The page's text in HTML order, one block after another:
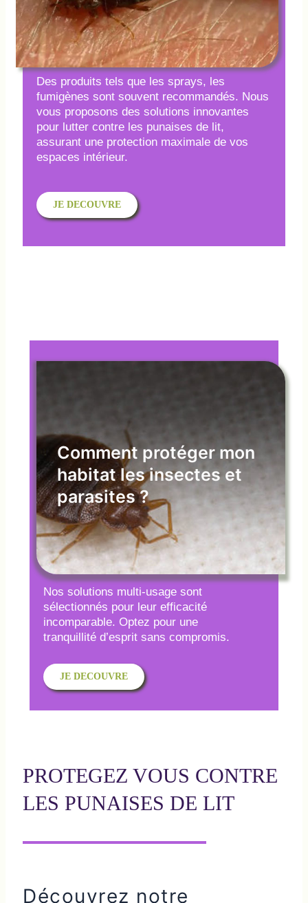
Des produits tels que les sprays, les
fumigènes sont souvent recommandés. Nous
vous proposons des solutions innovantes
pour lutter contre les punaises de lit,
assurant une protection maximale de vos
espaces intérieur.
JE DECOUVRE
Comment protéger mon
habitat les insectes et
parasites ?
Nos solutions multi-usage sont
sélectionnés pour leur efficacité
incomparable. Optez pour une
tranquillité d’esprit sans compromis.
JE DECOUVRE
PROTEGEZ VOUS CONTRE
LES PUNAISES DE LIT
Découvrez notre